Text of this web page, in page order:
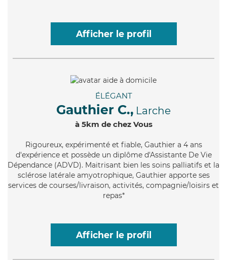
Afficher le profil
ÉLÉGANT
Gauthier C., Larche
à 5km de chez Vous
Rigoureux, expérimenté et fiable, Gauthier a 4 ans
d'expérience et possède un diplôme d'Assistante De Vie
Dépendance (ADVD). Maitrisant bien les soins palliatifs et la
sclérose latérale amyotrophique, Gauthier apporte ses
services de courses/livraison, activités, compagnie/loisirs et
repas*
Afficher le profil